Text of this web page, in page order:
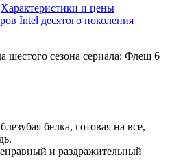
Характеристики и цены
Intel десятого поколения
шестого сезона сериала: Флеш 6
белка, готовая на все,
и раздражительный